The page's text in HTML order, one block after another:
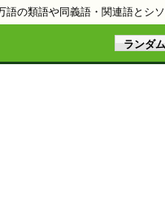
語の類語や同義語・関連語とシ